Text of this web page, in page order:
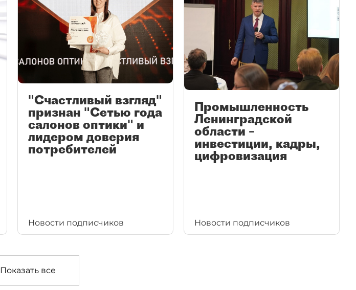
"Счастливый взгляд"
признан "Сетью года
салонов оптики" и
лидером доверия
потребителей
Новости подписчиков
Промышленность
Ленинградской
области –
инвестиции, кадры,
цифровизация
Новости подписчиков
Показать все